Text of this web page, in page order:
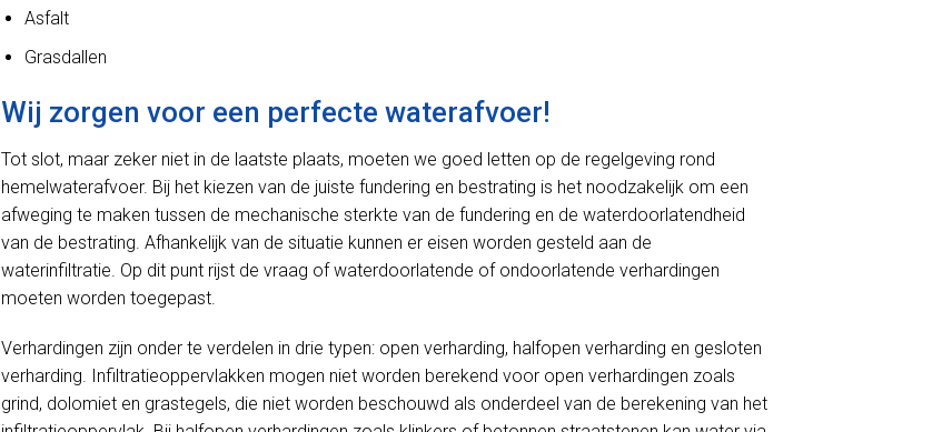
Asfalt
Grasdallen
Wij zorgen voor een perfecte waterafvoer!
Tot slot, maar zeker niet in de laatste plaats, moeten we goed letten op de regelgeving rond
hemelwaterafvoer. Bij het kiezen van de juiste fundering en bestrating is het noodzakelijk om een
afweging te maken tussen de mechanische sterkte van de fundering en de waterdoorlatendheid
van de bestrating. Afhankelijk van de situatie kunnen er eisen worden gesteld aan de
waterinfiltratie. Op dit punt rijst de vraag of waterdoorlatende of ondoorlatende verhardingen
moeten worden toegepast.
Verhardingen zijn onder te verdelen in drie typen: open verharding, halfopen verharding en gesloten
verharding. Infiltratieoppervlakken mogen niet worden berekend voor open verhardingen zoals
grind, dolomiet en grastegels, die niet worden beschouwd als onderdeel van de berekening van het